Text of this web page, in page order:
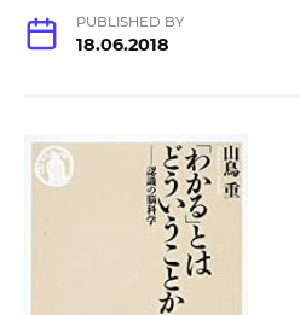
PUBLISHED BY
18.06.2018